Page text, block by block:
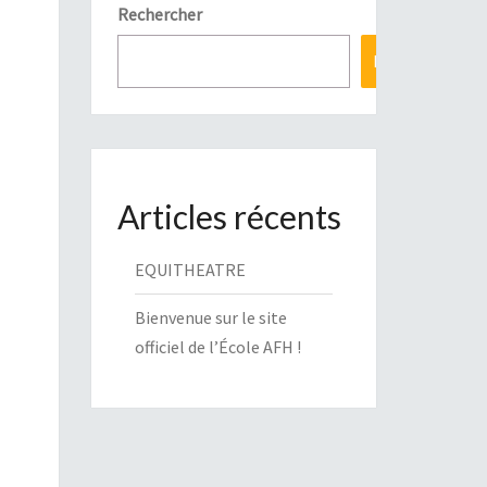
Rechercher
Rechercher
Articles récents
EQUITHEATRE
Bienvenue sur le site
officiel de l’École AFH !